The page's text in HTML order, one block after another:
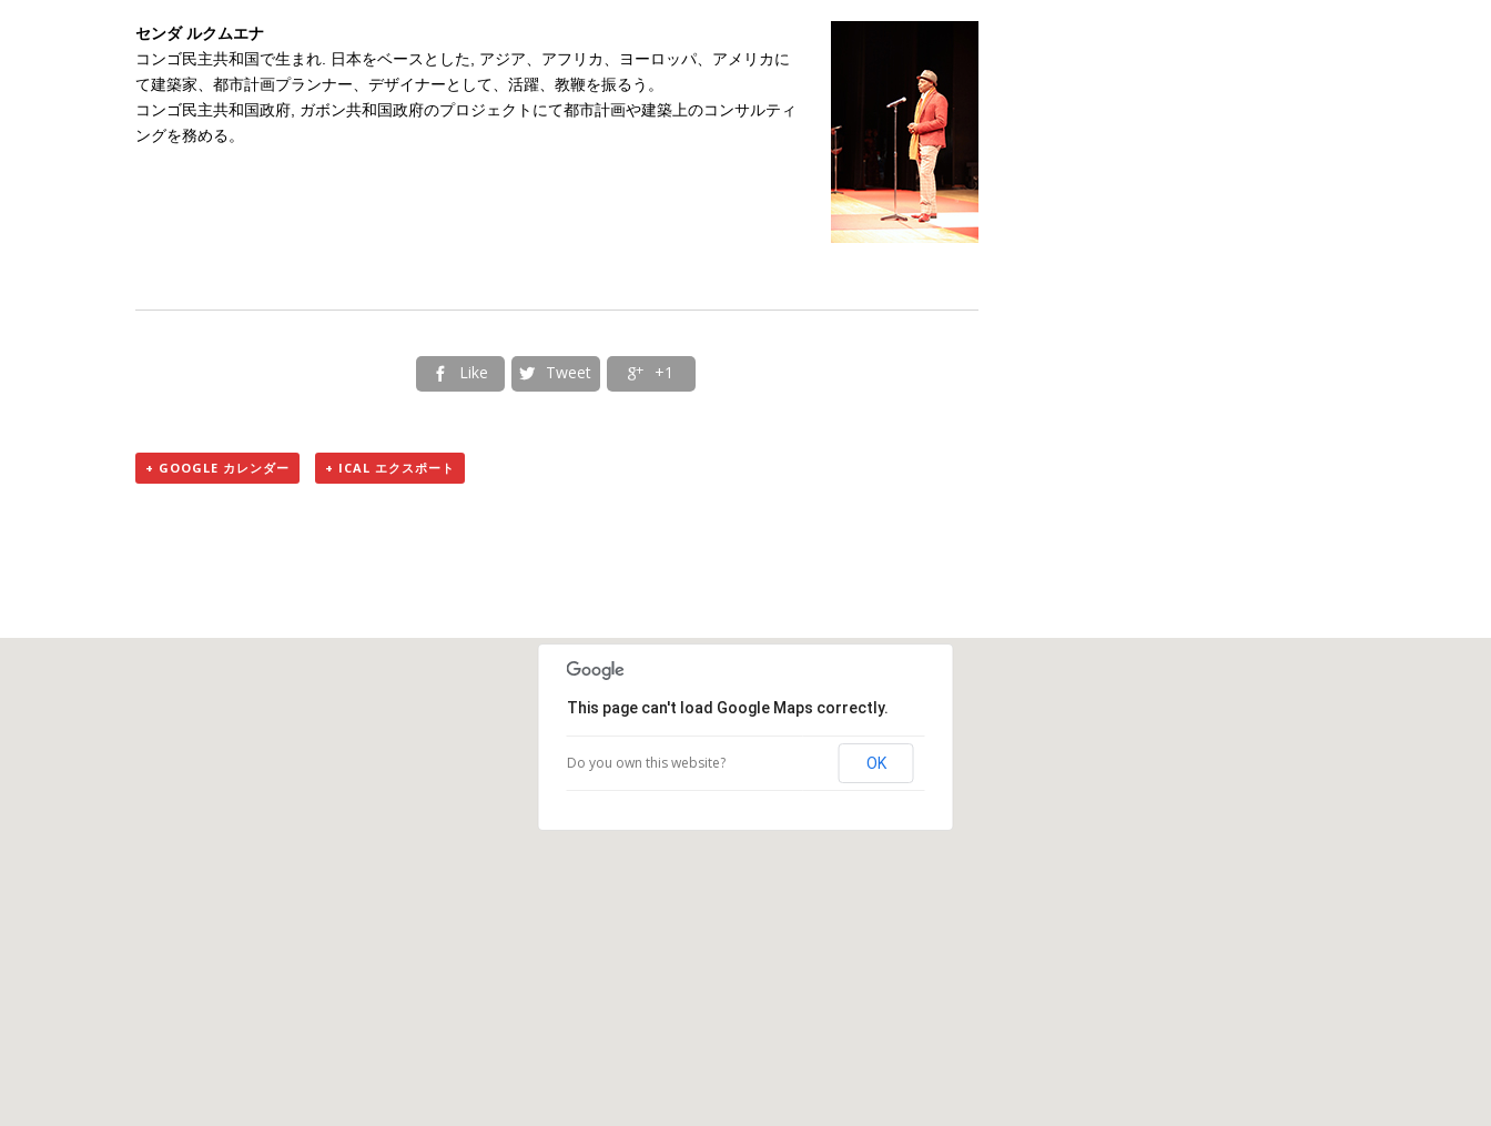
センダ ルクムエナ
コンゴ民主共和国で生まれ. 日本をベースとした, アジア、アフリカ、ヨーロッパ、アメリカに
て建築家、都市計画プランナー、デザイナーとして、活躍、教鞭を振るう。
コンゴ民主共和国政府, ガボン共和国政府のプロジェクトにて都市計画や建築上のコンサルティ
ングを務める。
 Like  Tweet  +1
+ GOOGLE カレンダー + ICAL エクスポート
This page can't load Google Maps correctly.
Do you own this website? OK